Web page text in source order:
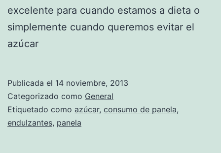
excelente para cuando estamos a dieta o
simplemente cuando queremos evitar el
azúcar
Publicada el 14 noviembre, 2013
Categorizado como General
Etiquetado como azúcar, consumo de panela,
endulzantes, panela